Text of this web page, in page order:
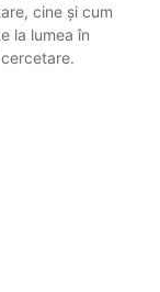
cine și cum
la lumea în